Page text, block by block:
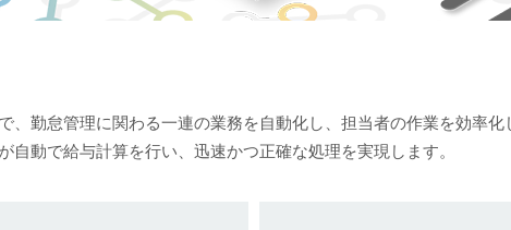
、勤怠管理に関わる一連の業務を自動化し、担当者の作業を効率化
動で給与計算を行い、迅速かつ正確な処理を実現します。